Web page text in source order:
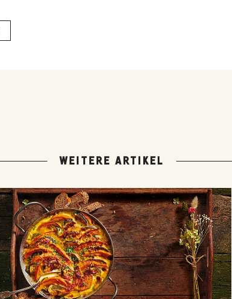
WEITERE ARTIKEL